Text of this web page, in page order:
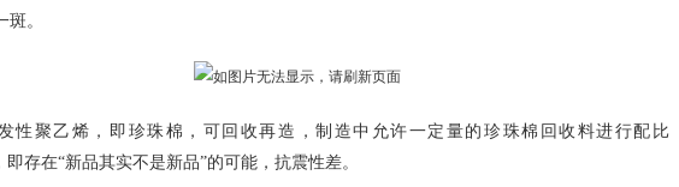
。
性聚乙烯，即珍珠棉，可回收再造，制造中允许一定量的珍珠棉回收料进行配比
即存在“新品其实不是新品”的可能，抗震性差。